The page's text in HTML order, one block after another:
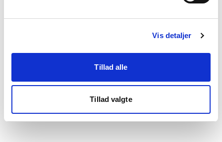
Vis detaljer
Tillad alle
Tillad valgte